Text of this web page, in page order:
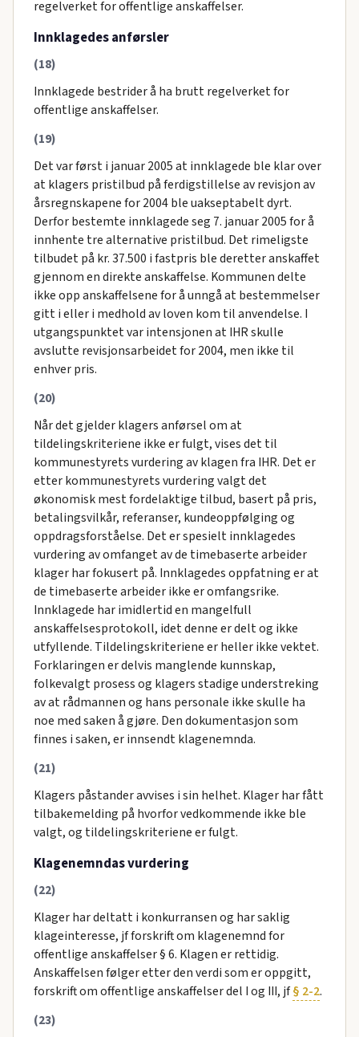
regelverket for offentlige anskaffelser.
Innklagedes anførsler
(18)
Innklagede bestrider å ha brutt regelverket for
offentlige anskaffelser.
(19)
Det var først i januar 2005 at innklagede ble klar over
at klagers pristilbud på ferdigstillelse av revisjon av
årsregnskapene for 2004 ble uakseptabelt dyrt.
Derfor bestemte innklagede seg 7. januar 2005 for å
innhente tre alternative pristilbud. Det rimeligste
tilbudet på kr. 37.500 i fastpris ble deretter anskaffet
gjennom en direkte anskaffelse. Kommunen delte
ikke opp anskaffelsene for å unngå at bestemmelser
gitt i eller i medhold av loven kom til anvendelse. I
utgangspunktet var intensjonen at IHR skulle
avslutte revisjonsarbeidet for 2004, men ikke til
enhver pris.
(20)
Når det gjelder klagers anførsel om at
tildelingskriteriene ikke er fulgt, vises det til
kommunestyrets vurdering av klagen fra IHR. Det er
etter kommunestyrets vurdering valgt det
økonomisk mest fordelaktige tilbud, basert på pris,
betalingsvilkår, referanser, kundeoppfølging og
oppdragsforståelse. Det er spesielt innklagedes
vurdering av omfanget av de timebaserte arbeider
klager har fokusert på. Innklagedes oppfatning er at
de timebaserte arbeider ikke er omfangsrike.
Innklagede har imidlertid en mangelfull
anskaffelsesprotokoll, idet denne er delt og ikke
utfyllende. Tildelingskriteriene er heller ikke vektet.
Forklaringen er delvis manglende kunnskap,
folkevalgt prosess og klagers stadige understreking
av at rådmannen og hans personale ikke skulle ha
noe med saken å gjøre. Den dokumentasjon som
finnes i saken, er innsendt klagenemnda.
(21)
Klagers påstander avvises i sin helhet. Klager har fått
tilbakemelding på hvorfor vedkommende ikke ble
valgt, og tildelingskriteriene er fulgt.
Klagenemndas vurdering
(22)
Klager har deltatt i konkurransen og har saklig
klageinteresse, jf forskrift om klagenemnd for
offentlige anskaffelser § 6. Klagen er rettidig.
Anskaffelsen følger etter den verdi som er oppgitt,
forskrift om offentlige anskaffelser del I og III, jf§ 2-2.
(23)